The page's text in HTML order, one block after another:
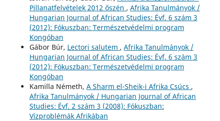
Pillanatfelvételek 2012 őszén , Afrika Tanulmányok /
Hungarian Journal of African Studies: Évf. 6 szám 3
(2012): Fókuszban: Természetvédelmi program
Kongóban
Gábor Búr, Lectori salutem , Afrika Tanulmányok /
Hungarian Journal of African Studies: Évf. 6 szám 3
(2012): Fókuszban: Természetvédelmi program
Kongóban
Kamilla Németh, A Sharm el-Sheik-i Afrika Csúcs ,
Afrika Tanulmányok / Hungarian Journal of African
Studies: Évf. 2 szám 3 (2008): Fókuszban:
Vízproblémák Afrikában